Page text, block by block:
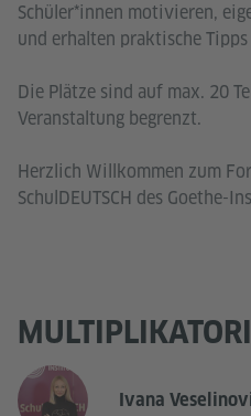
Schüler*innen motivieren,
und erhalten praktische
Die Plätze sind auf max. 20
Veranstaltung begrenzt.
Herzlich Willkommen zum
SchulDEUTSCH des Goethe-
Ivana